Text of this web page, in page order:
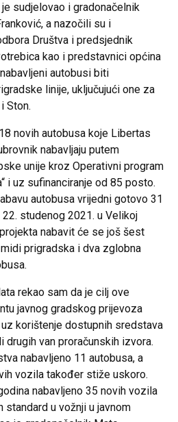
sudjelovao i gradonačelnik
a nazočili su i
Društva i predsjednik
kao i predstavnici općina
autobusi biti
linije, uključujući one za
Ston.
novih autobusa koje Libertas
nabavljaju putem
unije kroz Operativni program
i uz sufinanciranje od 85 posto.
autobusa vrijedni gotovo 31
studenog 2021. u Velikoj
nabavit će se još šest
prigradska i dva zglobna
rekao sam da je cilj ove
javnog gradskog prijevoza
korištenje dostupnih sredstava
drugih van proračunskih izvora.
nabavljeno 11 autobusa, a
vozila također stiže uskoro.
nabavljeno 35 novih vozila
standard u vožnji u javnom